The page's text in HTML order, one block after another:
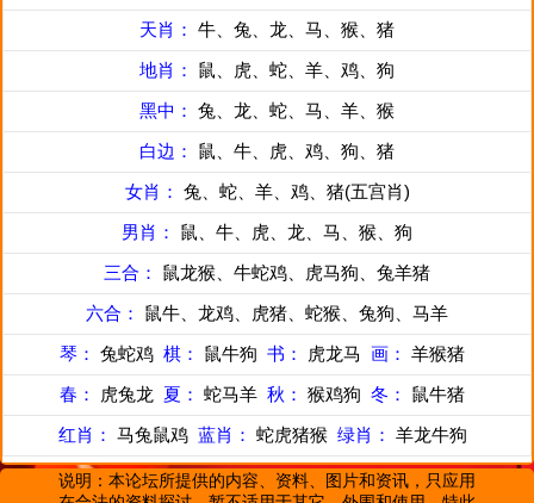
天肖： 牛、兔、龙、马、猴、猪
地肖： 鼠、虎、蛇、羊、鸡、狗
黑中： 兔、龙、蛇、马、羊、猴
白边： 鼠、牛、虎、鸡、狗、猪
女肖： 兔、蛇、羊、鸡、猪(五宫肖)
男肖： 鼠、牛、虎、龙、马、猴、狗
三合： 鼠龙猴、牛蛇鸡、虎马狗、兔羊猪
六合： 鼠牛、龙鸡、虎猪、蛇猴、兔狗、马羊
琴： 兔蛇鸡 棋： 鼠牛狗 书： 虎龙马 画： 羊猴猪
春：
虎兔龙 夏： 蛇马羊 秋： 猴鸡狗 冬： 鼠牛猪
红肖： 马兔鼠鸡 蓝肖： 蛇虎猪猴 绿肖： 羊龙牛狗
说明：本论坛所提供的内容、资料、图片和资讯，只应用